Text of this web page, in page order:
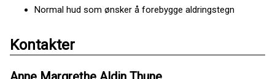
Normal hud som ønsker å forebygge aldringstegn
Kontakter